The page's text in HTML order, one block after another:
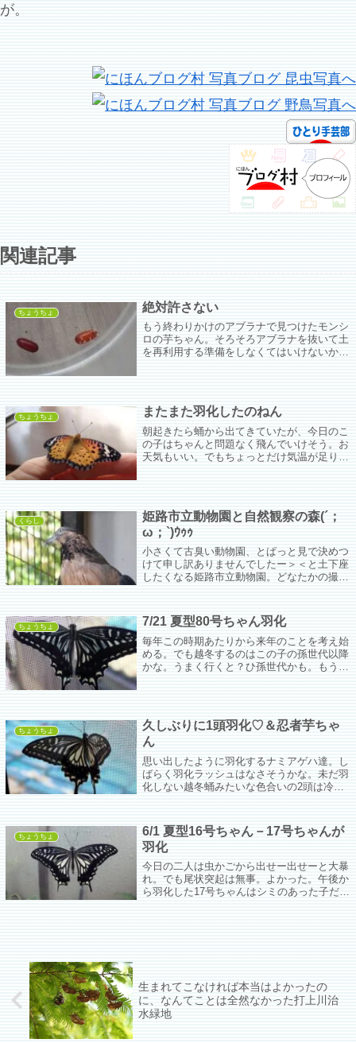
が。
関連記事
ちょうちょ 絶対許さない
もう終わりかけのアブラナで見つけたモンシ
ロの芋ちゃん。そろそろアブラナを抜いて土
を再利用する準備をしなくてはいけないから
ちょうちょ またまた羽化したのねん
朝起きたら蛹から出てきていたが、今日のこ
の子はちゃんと問題なく飛んでいけそう。お
天気もいい。でもちょっとだけ気温が足りな
う。
くらし
姫路市立動物園と自然観察の森(´；
ω；`)ｳｩｩ
小さくて古臭い動物園、とぱっと見で決めつ
けて申し訳ありませんでしたー＞＜と土下座
したくなる姫路市立動物園。どなたかの撮っ
ちょうちょ 7/21 夏型80号ちゃん羽化
毎年この時期あたりから来年のことを考え始
める。でも越冬するのはこの子の孫世代以降
かな。うまく行くと？ひ孫世代かも。もう少
ちょうちょ
久しぶりに1頭羽化♡＆忍者芋ちゃ
ん
思い出したように羽化するナミアゲハ達。し
ばらく羽化ラッシュはなさそうかな。未だ羽
化しない越冬蛹みたいな色合いの2頭は冷蔵
ちょうちょ
6/1 夏型16号ちゃん－17号ちゃんが
羽化
今日の二人は虫かごから出せー出せーと大暴
れ。でも尾状突起は無事。よかった。午後か
ら羽化した17号ちゃんはシミのあった子だか
生まれてこなければ本当はよかったの
に、なんてことは全然なかった打上川治
水緑地